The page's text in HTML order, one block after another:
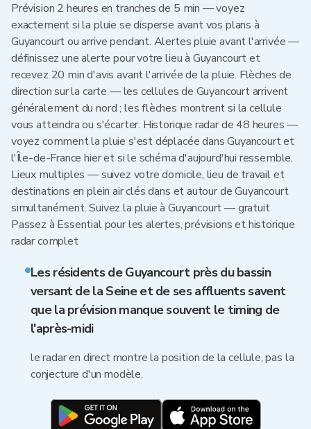
Prévision 2 heures en tranches de 5 min — voyez
exactement si la pluie se disperse avant vos plans à
Guyancourt ou arrive pendant. Alertes pluie avant l'arrivée —
définissez une alerte pour votre lieu à Guyancourt et
recevez 20 min d'avis avant l'arrivée de la pluie. Flèches de
direction sur la carte — les cellules de Guyancourt arrivent
généralement du nord ; les flèches montrent si la cellule
vous atteindra ou s'écarter. Historique radar de 48 heures —
voyez comment la pluie s'est déplacée dans Guyancourt et
l'Île-de-France hier et si le schéma d'aujourd'hui ressemble.
Lieux multiples — suivez votre domicile, lieu de travail et
destinations en plein air clés dans et autour de Guyancourt
simultanément. Suivez la pluie à Guyancourt — gratuit
Passez à Essential pour les alertes, prévisions et historique
radar complet
Les résidents de Guyancourt près du bassin
versant de la Seine et de ses affluents savent
que la prévision manque souvent le timing de
l'après-midi
le radar en direct montre la position de la cellule, pas la
conjecture d'un modèle.